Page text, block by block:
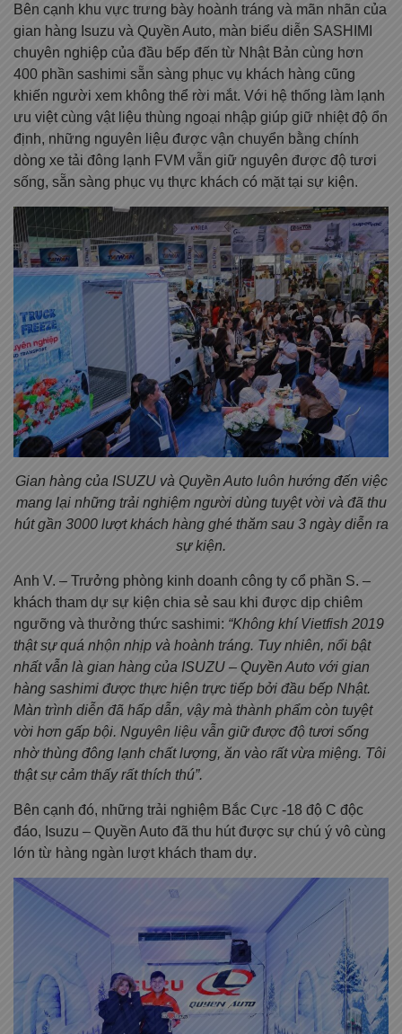
Bên cạnh khu vực trưng bày hoành tráng và mãn nhãn của
gian hàng Isuzu và Quyền Auto, màn biểu diễn SASHIMI
chuyên nghiệp của đầu bếp đến từ Nhật Bản cùng hơn
400 phần sashimi sẵn sàng phục vụ khách hàng cũng
khiến người xem không thể rời mắt. Với hệ thống làm lạnh
ưu việt cùng vật liệu thùng ngoại nhập giúp giữ nhiệt độ ổn
định, những nguyên liệu được vận chuyển bằng chính
dòng xe tải đông lạnh FVM vẫn giữ nguyên được độ tươi
sống, sẵn sàng phục vụ thực khách có mặt tại sự kiện.
Gian hàng của ISUZU và Quyền Autoluôn hướng đến việc
mang lại những trải nghiệm người dùng tuyệt vời và đã thu
hút gần 3000 lượt khách hàng ghé thăm sau 3 ngày diễn ra
sự kiện.
Anh V. – Trưởng phòng kinh doanh công ty cổ phần S. –
khách tham dự sự kiện chia sẻ sau khi được dịp chiêm
ngưỡng và thưởng thức sashimi: “Không khí Vietfish 2019
thật sự quá nhộn nhịp và hoành tráng. Tuy nhiên, nổi bật
nhất vẫn là gian hàng của ISUZU – Quyền Auto với gian
hàng sashimi được thực hiện trực tiếp bởi đầu bếp Nhật.
Màn trình diễn đã hấp dẫn, vậy mà thành phẩm còn tuyệt
vời hơn gấp bội. Nguyên liệu vẫn giữ được độ tươi sống
nhờ thùng đông lạnh chất lượng, ăn vào rất vừa miệng. Tôi
thật sự cảm thấy rất thích thú”.
Bên cạnh đó, những trải nghiệm Bắc Cực -18 độ C độc
đáo, Isuzu – Quyền Auto đã thu hút được sự chú ý vô cùng
lớn từ hàng ngàn lượt khách tham dự.